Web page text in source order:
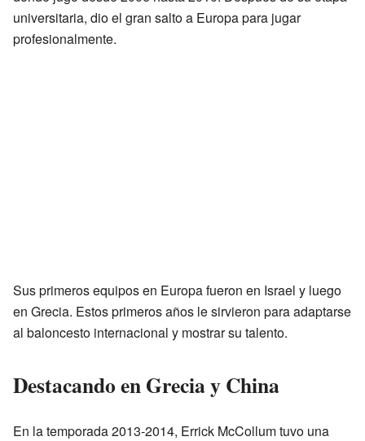
universitaria, dio el gran salto a Europa para jugar
profesionalmente.
Sus primeros equipos en Europa fueron en Israel y luego
en Grecia. Estos primeros años le sirvieron para adaptarse
al baloncesto internacional y mostrar su talento.
Destacando en Grecia y China
En la temporada 2013-2014, Errick McCollum tuvo una